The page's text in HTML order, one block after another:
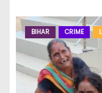
BIHAR CRIME